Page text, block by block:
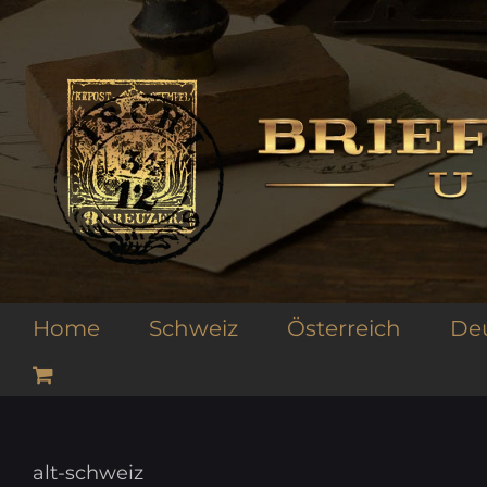
Zum
springen
Home Schweiz Österreich
alt-schweiz